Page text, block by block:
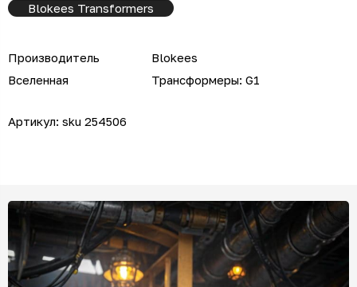
Blokees Transformers
Производитель
Blokees
Вселенная
Трансформеры: G1
Артикул: sku 254506